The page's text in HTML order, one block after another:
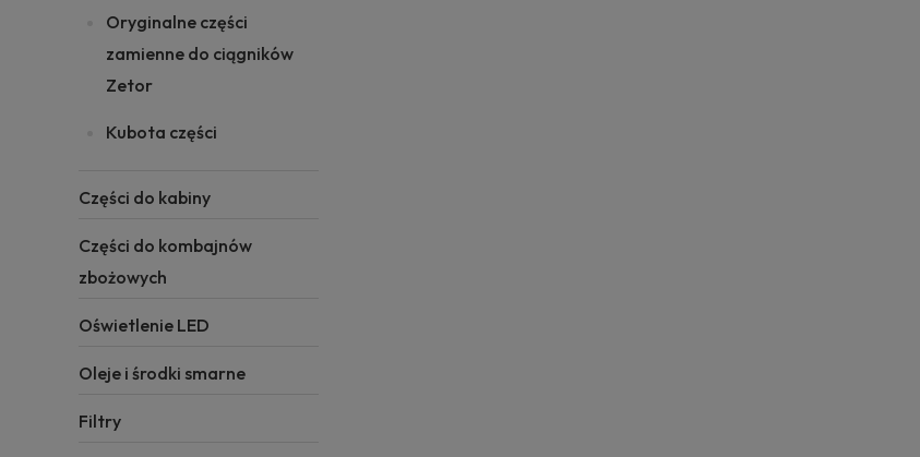
Oryginalne części
zamienne do ciągników
Zetor
Kubota części
Części do kabiny
Części do kombajnów
zbożowych
Oświetlenie LED
Oleje i środki smarne
Filtry